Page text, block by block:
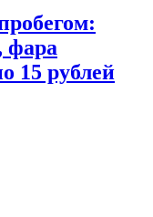
фара
15 рублей